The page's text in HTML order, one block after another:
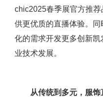
chic2025春季展官方推
供更优质的直播体验。
化的需求开发更多创新
业技术发展。
从传统到多元，服